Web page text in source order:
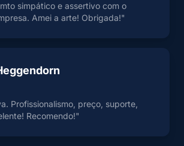
simpático e assertivo com o
Amei a arte! Obrigada!"
Profissionalismo, preço, suporte,
Recomendo!"